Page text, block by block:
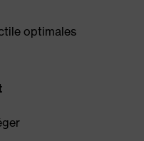
optimales